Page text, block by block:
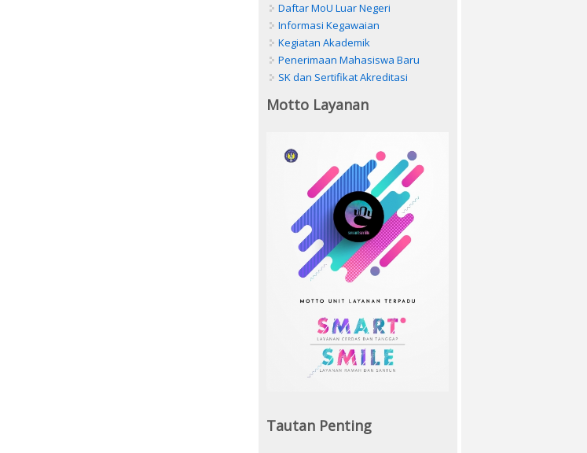
Daftar MoU Luar Negeri
Informasi Kegawaian
Kegiatan Akademik
Penerimaan Mahasiswa Baru
SK dan Sertifikat Akreditasi
Motto Layanan
Tautan Penting